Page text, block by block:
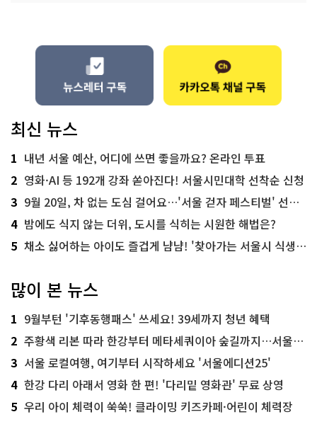
최신 뉴스
1 내년 서울 예산, 어디에 쓰면 좋을까요? 온라인 투표
2 영화·AI 등 192개 강좌 쏟아진다! 서울시민대학 선착순 신청
3 9월 20일, 차 없는 도심 걸어요…'서울 걷자 페스티벌' 선착순 5천명
4 밤에도 식지 않는 더위, 도시를 식히는 시원한 해법은?
5 채소 싫어하는 아이도 즐겁게 냠냠! '찾아가는 서울시 식생활 교육' 현장
많이 본 뉴스
1 9월부턴 '기후동행패스' 쓰세요! 39세까지 청년 혜택
2 주황색 리본 따라 한강부터 메타세쿼이아 숲길까지…서울둘레길 15코스
3 서울 로컬여행, 여기부터 시작하세요 '서울에디션25'
4 한강 다리 아래서 영화 한 편! '다리밑 영화관' 무료 상영
5 우리 아이 체력이 쑥쑥! 클라이밍 키즈카페·어린이 체력장